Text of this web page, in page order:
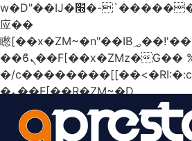
w�D"��IJ�׭�-`������S��9�Dr�ji��EJ߅��gJ�
应��
矁[��x�ZM~�n"��IB؃��!'����Тѕ��+��(m��IK�ʭ�/|
��ϐܢ��F[��x�ZMz�G�� %嬩
�/
�ܢ��F[��R�ZM~�D